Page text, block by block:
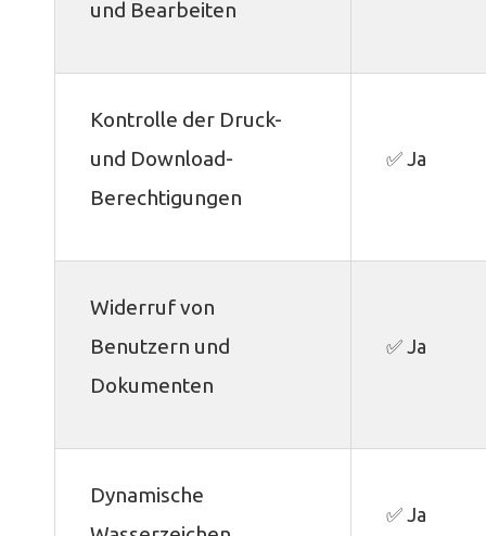
und Bearbeiten
Kontrolle der Druck-
und Download-
Berechtigungen
✅ Ja
Widerruf von
Benutzern und
Dokumenten
✅ Ja
Dynamische
✅ Ja